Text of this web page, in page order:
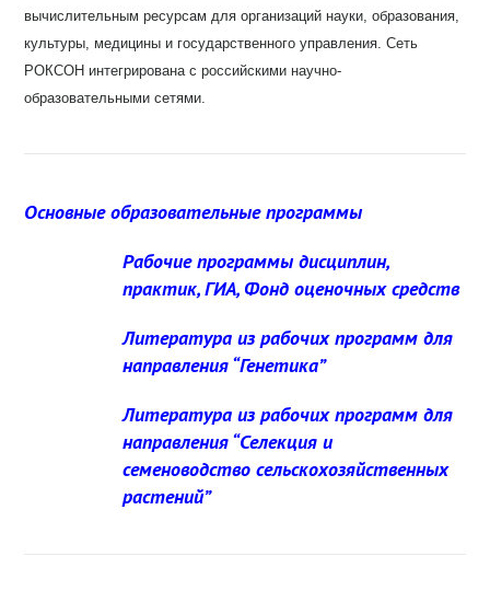
вычислительным ресурсам для организаций науки, образования,
культуры, медицины и государственного управления. Сеть
РОКСОН интегрирована с российскими научно-
образовательными сетями.
Основные образовательные программы
Рабочие программы дисциплин,
практик, ГИА, Фонд оценочных средств
Литература из рабочих программ для
направления “Генетика”
Литература из рабочих программ для
направления “Селекция и
семеноводство сельскохозяйственных
растений”